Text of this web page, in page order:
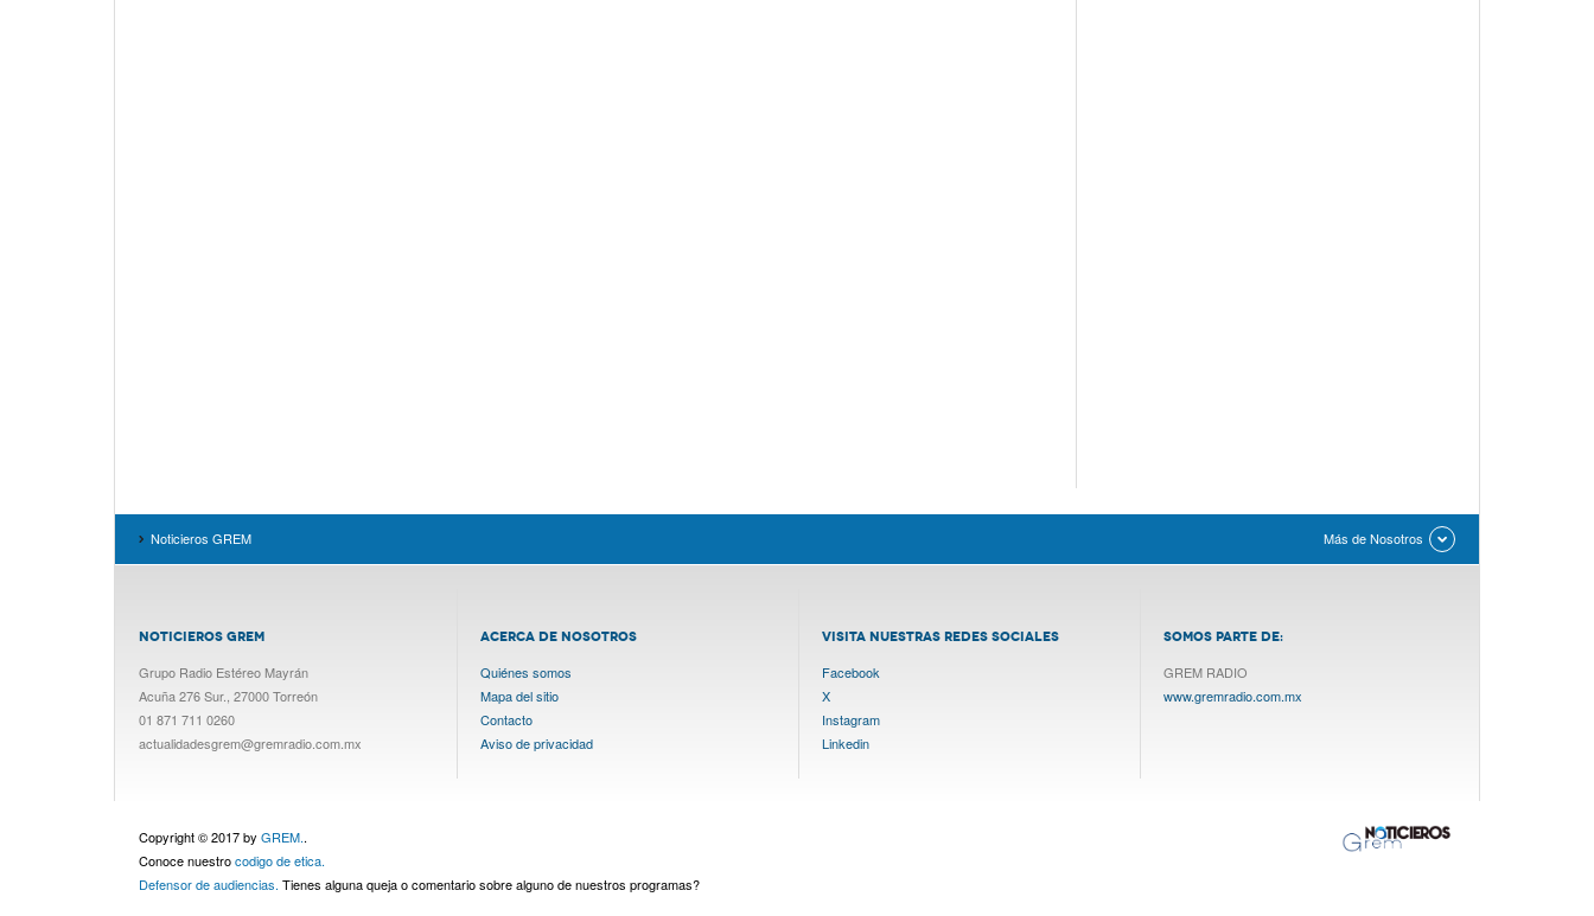
Noticieros GREM Más de Nosotros
NOTICIEROS GREM
Grupo Radio Estéreo Mayrán
Acuña 276 Sur., 27000 Torreón
01 871 711 0260
actualidadesgrem@gremradio.com.mx
ACERCA DE NOSOTROS
Quiénes somos
Mapa del sitio
Contacto
Aviso de privacidad
VISITA NUESTRAS REDES SOCIALES
Facebook
X
Instagram
Linkedin
SOMOS PARTE DE:
GREM RADIO
www.gremradio.com.mx
Copyright © 2017 by GREM..
Conoce nuestrocodigo de etica.
Defensor de audiencias. Tienes alguna queja o comentario sobre alguno de nuestros programas?